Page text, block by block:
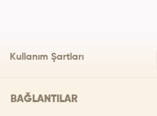
Kullanım Şartları
BAĞLANTILAR